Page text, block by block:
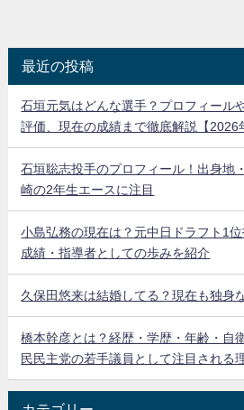
最近の投稿
石垣元気はどんな選手？プロフィール
評価、現在の成績まで徹底解説【2026
石垣聡志投手のプロフィール！出身地
崎の2年生エースに注目
小島弘務の現在は？元中日ドラフト1
成績・指導者としての歩みを紹介
久保田悠来は結婚してる？現在も独身
橋本幹彦とは？経歴・学歴・年齢・自
民民主党の若手議員として注目される